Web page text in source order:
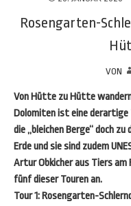
Rosengarten-
VON
Von Hütte zu Hütte
Dolomiten ist eine derartige
die „bleichen Berge“ doch
Erde und sie sind zudem
Artur Obkicher aus Tiers
fünf dieser Touren an.
Tour 1: Rosengarten-